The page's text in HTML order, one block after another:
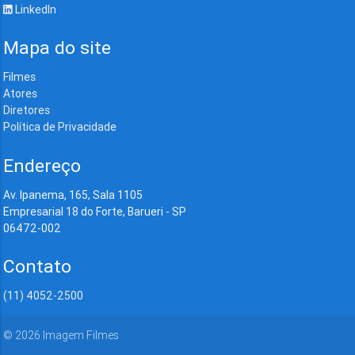
LinkedIn
Mapa do site
Filmes
Atores
Diretores
Política de Privacidade
Endereço
Av. Ipanema, 165, Sala 1105
Empresarial 18 do Forte, Barueri - SP
06472-002
Contato
(11) 4052-2500
© 2026 Imagem Filmes